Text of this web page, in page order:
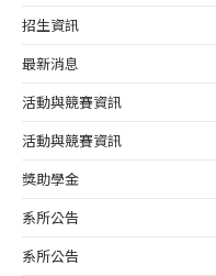
招生資訊
最新消息
活動與競賽資訊
活動與競賽資訊
獎助學金
系所公告
系所公告